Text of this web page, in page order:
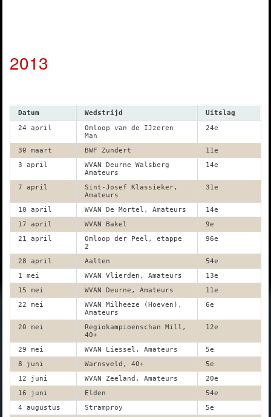
2013
Datum Wedstrijd
Uitslag
24 april
Omloop van de IJzeren
Man
24e
30 maart BWF Zundert
11e
3 april
WVAN Deurne Walsberg
Amateurs
14e
7 april
Sint-Josef Klassieker,
Amateurs
31e
10 april WVAN De Mortel, Amateurs
14e
17 april
WVAN Bakel
9e
21 april
Omloop der Peel, etappe
2
96e
28 april Aalten
54e
1 mei
WVAN Vlierden, Amateurs
13e
15 mei
WVAN Deurne, Amateurs
11e
22 mei
WVAN Milheeze (Hoeven),
Amateurs
6e
20 mei
Regiokampioenschan Mill,
40+
12e
29 mei WVAN Liessel, Amateurs
5e
8 juni
Warnsveld, 40+
5e
12 juni
WVAN Zeeland, Amateurs
20e
16 juni
Elden
54e
4 augustus
Stramproy
5e